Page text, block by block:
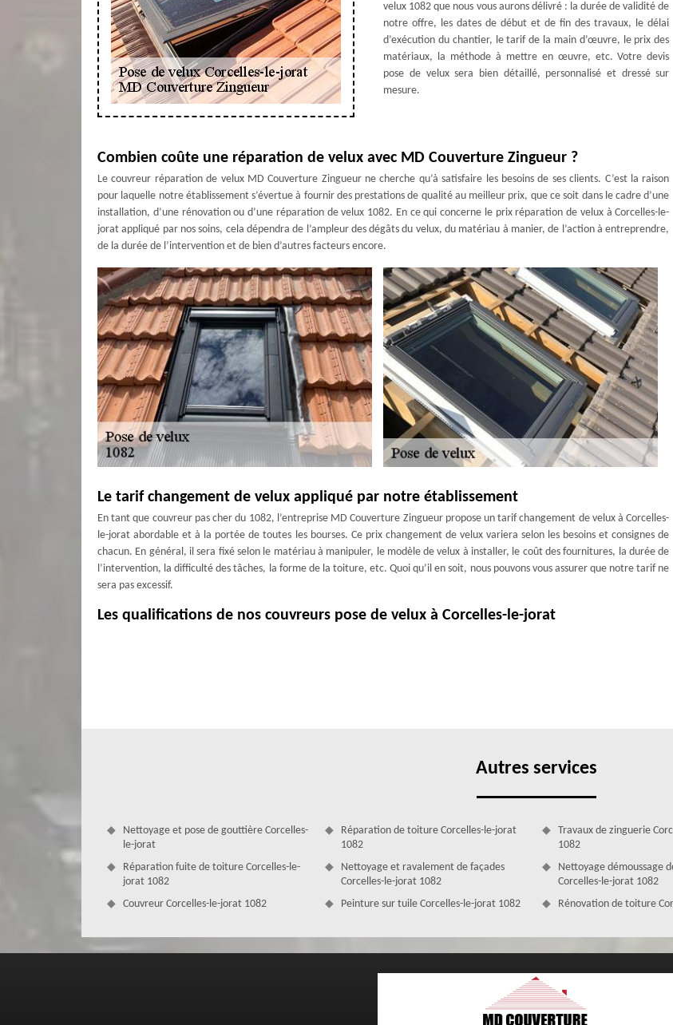
velux 1082 que nous vous aurons délivré : la durée de validité de
notre offre, les dates de début et de fin des travaux, le délai
d’exécution du chantier, le tarif de la main d’œuvre, le prix des
matériaux, la méthode à mettre en œuvre, etc. Votre devis
pose de velux sera bien détaillé, personnalisé et dressé sur
mesure.
Combien coûte une réparation de velux avec MD Couverture Zingueur ?
Le couvreur réparation de velux MD Couverture Zingueur ne cherche qu’à satisfaire les besoins de ses clients. C’est la raison
pour laquelle notre établissement s’évertue à fournir des prestations de qualité au meilleur prix, que ce soit dans le cadre d’une
installation, d’une rénovation ou d’une réparation de velux 1082. En ce qui concerne le prix réparation de velux à Corcelles-le-
jorat appliqué par nos soins, cela dépendra de l’ampleur des dégâts du velux, du matériau à manier, de l’action à entreprendre,
de la durée de l’intervention et de bien d’autres facteurs encore.
Le tarif changement de velux appliqué par notre établissement
En tant que couvreur pas cher du 1082, l’entreprise MD Couverture Zingueur propose un tarif changement de velux à Corcelles-
le-jorat abordable et à la portée de toutes les bourses. Ce prix changement de velux variera selon les besoins et consignes de
chacun. En général, il sera fixé selon le matériau à manipuler, le modèle de velux à installer, le coût des fournitures, la durée de
l’intervention, la difficulté des tâches, la forme de la toiture, etc. Quoi qu’il en soit, nous pouvons vous assurer que notre tarif ne
sera pas excessif.
Les qualifications de nos couvreurs pose de velux à Corcelles-le-jorat
Entreprise pose de velux à Corcelles-le-jorat avec MD Couverture Zingueur
Vous souhaitez installer des fenêtres de toit ? Pour votre pose de velux à Corcelles-le-jorat, choisissez un professionnel puisque
les travayx y afférents sont assez délicats. Si vous habitez à Corcelles-le-jorat 1082 ou dans les environs, vous pouvez prendre
contact avec MD Couverture Zingueur, une entreprise pose de velux qui est forte de plusieurs années d’existence. Nous pouvons
Autres services
Nettoyage et pose de gouttière Corcelles-
le-jorat
Réparation fuite de toiture Corcelles-le-
jorat 1082
Couvreur Corcelles-le-jorat 1082
Réparation de toiture Corcelles-le-jorat
1082
Nettoyage et ravalement de façades
Corcelles-le-jorat 1082
Peinture sur tuile Corcelles-le-jorat 1082
Travaux de zinguerie
1082
Nettoyage démoussage
Corcelles-le-jorat 1082
Rénovation de toiture